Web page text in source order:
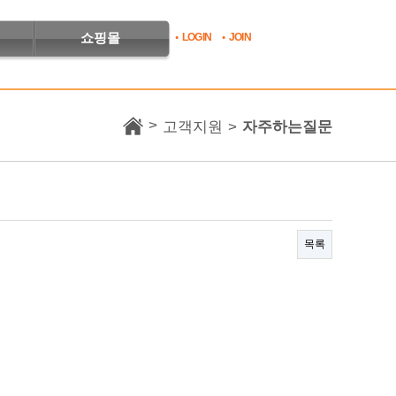
쇼핑몰 LOGIN JOIN
> 고객지원 > 자주하는질문
목록